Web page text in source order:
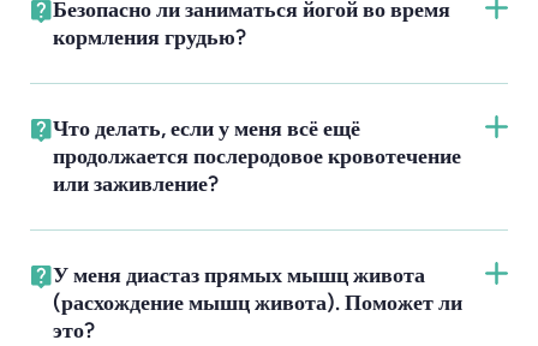
Безопасно ли заниматься йогой во время
кормления грудью?
Что делать, если у меня всё ещё
продолжается послеродовое кровотечение
или заживление?
У меня диастаз прямых мышц живота
(расхождение мышц живота). Поможет ли
это?